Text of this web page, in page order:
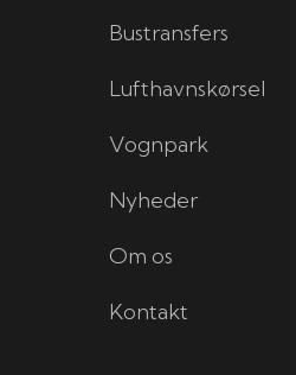
Bustransfers
Lufthavnskørsel
Vognpark
Nyheder
Om os
Kontakt